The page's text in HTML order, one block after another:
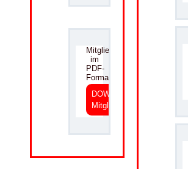
Mitgliedsantrag
im
PDF-
Format
DOWNLOAD
Mitgliedsantrag